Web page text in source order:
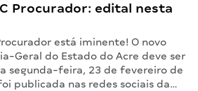
Procurador: edital nesta
está iminente! O novo
Geral do Estado do Acre deve ser
segunda-feira, 23 de fevereiro de
publicada nas redes sociais da…